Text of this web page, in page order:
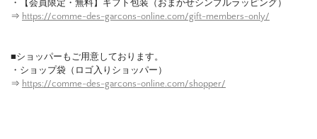
・【会員限定・無料】ギフト包装（おまかせシンプルラッピング）
⇒ https://comme-des-garcons-online.com/gift-members-only/
■ショッパーもご用意しております。
・ショップ袋（ロゴ入りショッパー）
⇒ https://comme-des-garcons-online.com/shopper/